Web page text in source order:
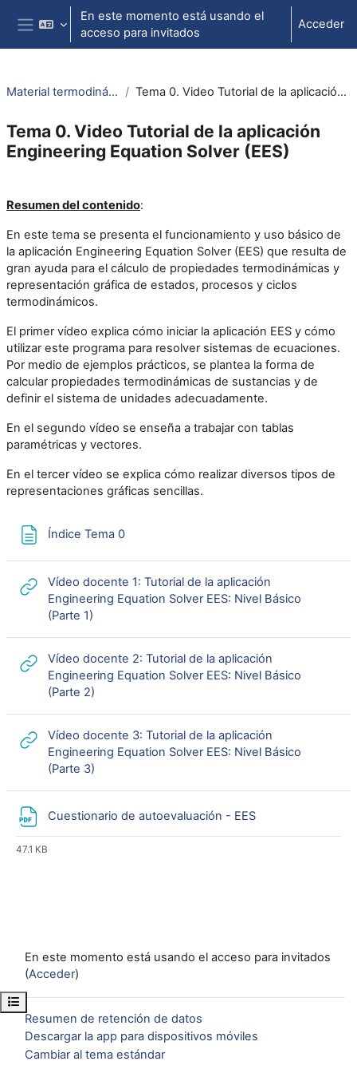
Salta al contenido principal
Panel lateral
En este momento está usando el
acceso para invitados
Acceder
Abrir índice del curso
Material termodinámica e ing. térmica Tema 0. Video Tutorial de la aplicación Engineering Equation Solver (EES)
Tema 0. Video Tutorial de la aplicación
Engineering Equation Solver (EES)
Resumen del contenido:
En este tema se presenta el funcionamiento y uso básico de
la aplicación Engineering Equation Solver (EES) que resulta de
gran ayuda para el cálculo de propiedades termodinámicas y
representación gráfica de estados, procesos y ciclos
termodinámicos.
El primer vídeo explica cómo iniciar la aplicación EES y cómo
utilizar este programa para resolver sistemas de ecuaciones.
Por medio de ejemplos prácticos, se plantea la forma de
calcular propiedades termodinámicas de sustancias y de
definir el sistema de unidades adecuadamente.
En el segundo vídeo se enseña a trabajar con tablas
paramétricas y vectores.
En el tercer vídeo se explica cómo realizar diversos tipos de
representaciones gráficas sencillas.
Índice Tema 0Página
Vídeo docente 1: Tutorial de la aplicación
Engineering Equation Solver EES: Nivel Básico
(Parte 1)
Vídeo docente 2: Tutorial de la aplicación
Engineering Equation Solver EES: Nivel Básico
(Parte 2)
Vídeo docente 3: Tutorial de la aplicación
Engineering Equation Solver EES: Nivel Básico
(Parte 3)
Cuestionario de autoevaluación - EES
47.1 KB
En este momento está usando el acceso para invitados
(Acceder)
Resumen de retención de datos
Descargar la app para dispositivos móviles
Cambiar al tema estándar